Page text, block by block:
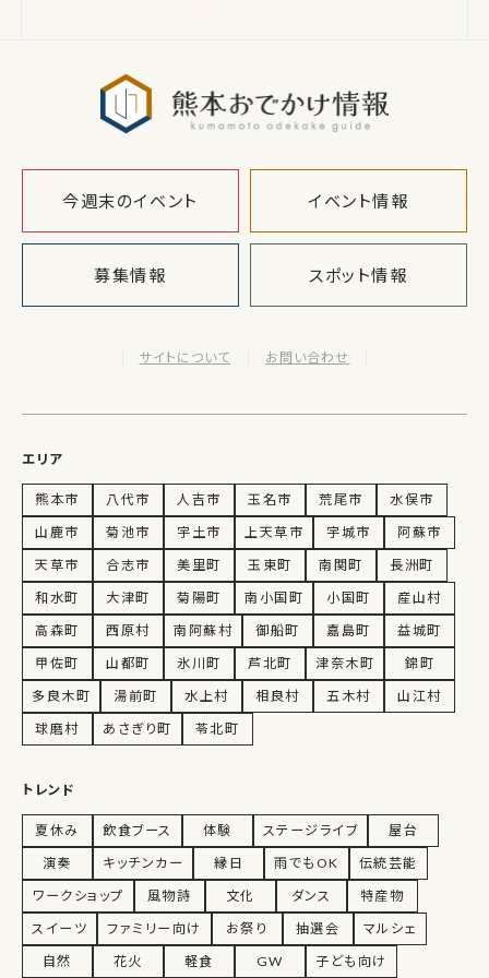
今週末のイベント イベント情報
募集情報 スポット情報
サイトについて お問い合わせ
エリア
熊本市 八代市 人吉市 玉名市 荒尾市
水俣市
山鹿市
菊池市 宇土市 上天草市 宇城市
阿蘇市
天草市
合志市 美里町 玉東町 南関町
長洲町
和水町
大津町 菊陽町 南小国町 小国町
産山村
高森町
西原村 南阿蘇村 御船町 嘉島町
益城町
甲佐町
山都町 氷川町 芦北町 津奈木町
錦町
多良木町
湯前町 水上村 相良村 五木村
山江村
球磨村
あさぎり町 苓北町
トレンド
夏休み 飲食ブース 体験 ステージライブ
屋台
演奏
キッチンカー 縁日 雨でもOK
伝統芸能
ワークショップ
風物詩 文化 ダンス
特産物
スイーツ
ファミリー向け お祭り 抽選会
マルシェ
自然
花火 軽食 GW 子ども向け